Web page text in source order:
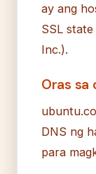
ay ang
SSL
Inc.).
Oras sa
DNS ng
para